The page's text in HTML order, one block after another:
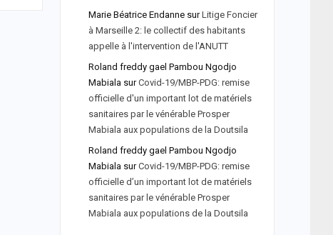
Marie Béatrice EndannesurLitige Foncier
à Marseille 2: le collectif des habitants
appelle à l'intervention de l'ANUTT
Roland freddy gael Pambou Ngodjo
MabialasurCovid-19/MBP-PDG: remise
officielle d'un important lot de matériels
sanitaires par le vénérable Prosper
Mabiala aux populations de la Doutsila
Roland freddy gael Pambou Ngodjo
MabialasurCovid-19/MBP-PDG: remise
officielle d’un important lot de matériels
sanitaires par le vénérable Prosper
Mabiala aux populations de la Doutsila